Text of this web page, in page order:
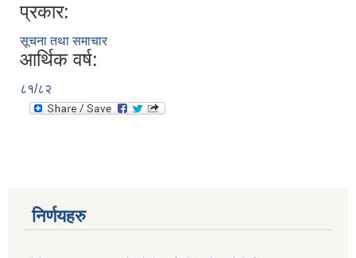
प्रकार:
सूचना तथा समाचार
आर्थिक वर्ष:
८१/८२
निर्णयहरु